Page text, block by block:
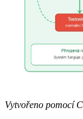
Vytvořeno pomocí